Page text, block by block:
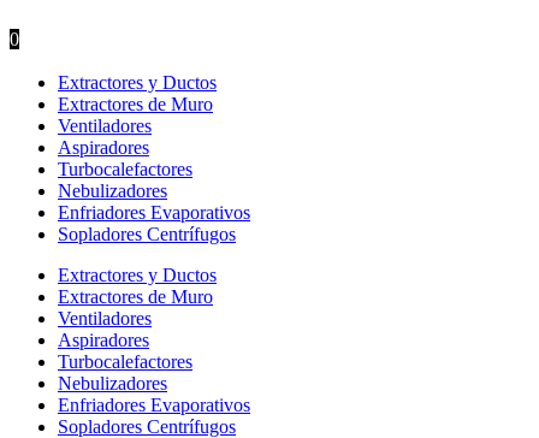
0
Extractores y Ductos
Extractores de Muro
Ventiladores
Aspiradores
Turbocalefactores
Nebulizadores
Enfriadores Evaporativos
Sopladores Centrífugos
Extractores y Ductos
Extractores de Muro
Ventiladores
Aspiradores
Turbocalefactores
Nebulizadores
Enfriadores Evaporativos
Sopladores Centrífugos